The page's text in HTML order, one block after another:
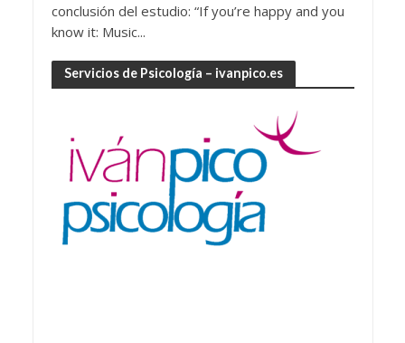
conclusión del estudio: “If you’re happy and you
know it: Music...
Servicios de Psicología – ivanpico.es